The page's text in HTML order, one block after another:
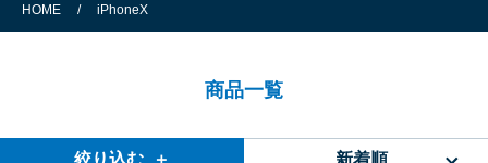
HOME / iPhoneX
商品一覧
絞り込む ＋ 新着順